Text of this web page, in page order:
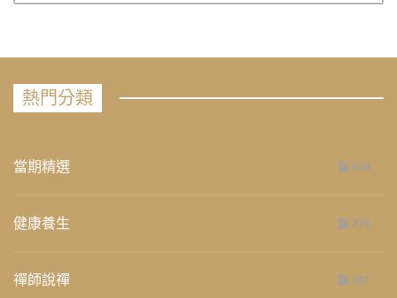
熱門分類
當期精選 658
健康養生 276
禪師說禪 267